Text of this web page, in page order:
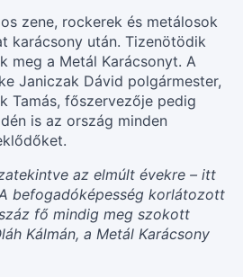
zene, rockerek és metálosok
karácsony után. Tizenötödik
meg a Metál Karácsonyt. A
Janiczak Dávid polgármester,
Tamás, főszervezője pedig
is az ország minden
az elmúlt évekre – itt
befogadóképesség korlátozott
fő mindig meg szokott
Kálmán, a Metál Karácsony